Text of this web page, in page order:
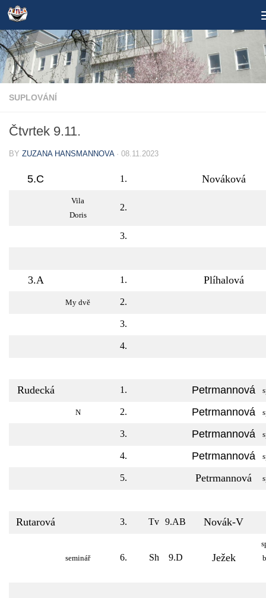
Skip to content
SUPLOVÁNÍ
Čtvrtek 9.11.
BY ZUZANA HANSMANNOVA · 08.11.2023
5.C 1. Nováková
Vila
Doris
2.
3.
3.A 1. Plíhalová
My dvě 2.
3.
4.
Rudecká 1. Petrmannová
N 2. Petrmannová
3. Petrmannová
4. Petrmannová
5. Petrmannová
Rutarová 3. Tv 9.AB Novák-V
seminář 6. Sh 9.D Ježek